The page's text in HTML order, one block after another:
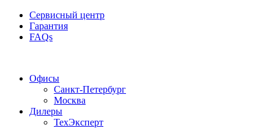
Сервисный центр
Гарантия
FAQs
Офисы
Санкт-Петербург
Москва
Дилеры
ТехЭксперт